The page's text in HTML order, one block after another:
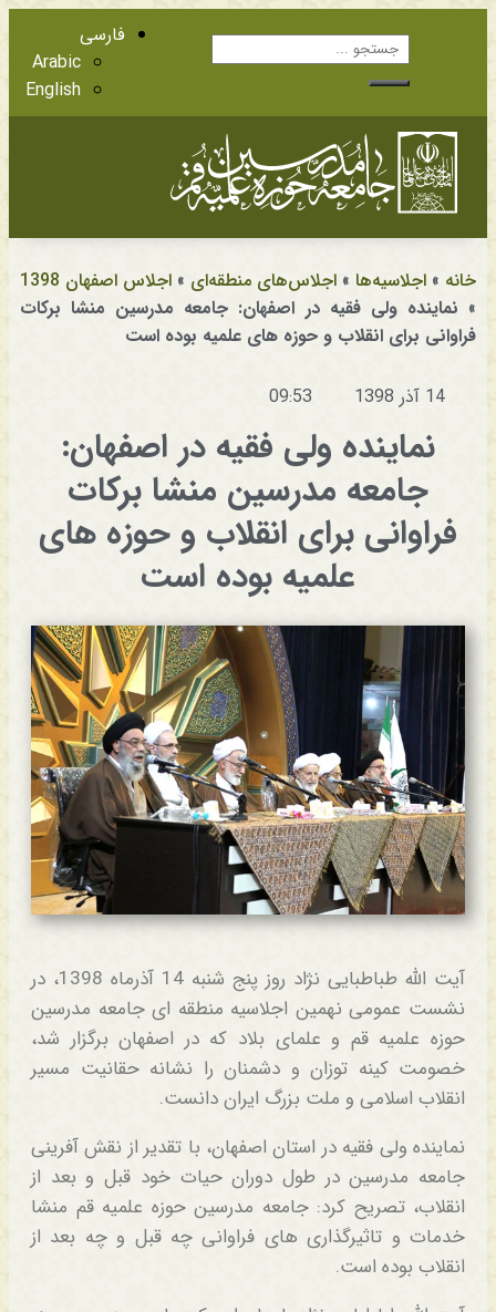
فارسی
Arabic
English
خانه » اجلاسیه‌ها » اجلاس‌های منطقه‌ای » اجلاس اصفهان 1398
» نماینده ولی فقیه در اصفهان: جامعه مدرسین منشا برکات
فراوانی برای انقلاب و حوزه های علمیه بوده است
14 آذر 1398 09:53
نماینده ولی فقیه در اصفهان:
جامعه مدرسین منشا برکات
فراوانی برای انقلاب و حوزه های
علمیه بوده است
آیت الله طباطبایی نژاد روز پنج شنبه 14 آذرماه 1398، در
نشست عمومی نهمین اجلاسیه منطقه ای جامعه مدرسین
حوزه علمیه قم و علمای بلاد که در اصفهان برگزار شد،
خصومت کینه توزان و دشمنان را نشانه حقانیت مسیر
انقلاب اسلامی و ملت بزرگ ایران دانست.
نماینده ولی فقیه در استان اصفهان، با تقدیر از نقش آفرینی
جامعه مدرسین در طول دوران حیات خود قبل و بعد از
انقلاب، تصریح کرد: جامعه مدرسین حوزه علمیه قم منشا
خدمات و تاثیرگذاری های فراوانی چه قبل و چه بعد از
انقلاب بوده است.